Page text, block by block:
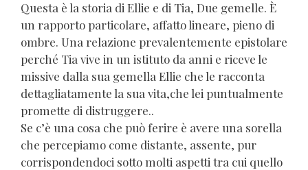
Questa è la storia di Ellie e di Tia, Due gemelle. È
un rapporto particolare, affatto lineare, pieno di
ombre. Una relazione prevalentemente epistolare
perché Tia vive in un istituto da anni e riceve le
missive dalla sua gemella Ellie che le racconta
dettagliatamente la sua vita,che lei puntualmente
promette di distruggere..
Se c’è una cosa che può ferire è avere una sorella
che percepiamo come distante, assente, pur
corrispondendoci sotto molti aspetti tra cui quello